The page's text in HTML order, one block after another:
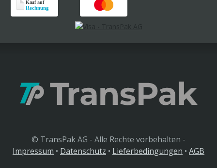
© TransPak AG - Alle Rechte vorbehalten -
Impressum • Datenschutz • Lieferbedingungen • AGB